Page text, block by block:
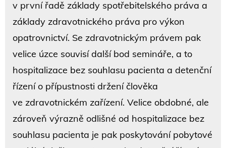
v první řadě základy spotřebitelského práva a
základy zdravotnického práva pro výkon
opatrovnictví. Se zdravotnickým právem pak
velice úzce souvisí další bod semináře, a to
hospitalizace bez souhlasu pacienta a detenční
řízení o přípustnosti držení člověka
ve zdravotnickém zařízení. Velice obdobné, ale
zároveň výrazně odlišné od hospitalizace bez
souhlasu pacienta je pak poskytování pobytové